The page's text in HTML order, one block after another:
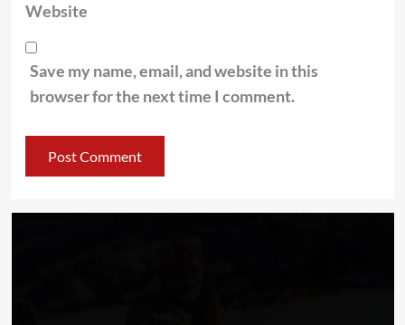
Website
Save my name, email, and website in this
browser for the next time I comment.